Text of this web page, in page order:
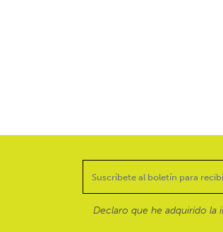
Declaro que he adquirido